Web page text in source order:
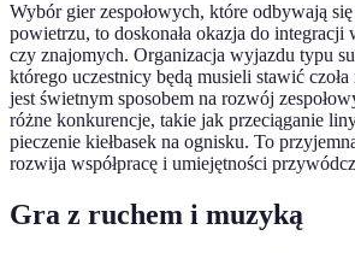
Wybór gier zespołowych, które odbywają
powietrzu, to doskonała okazja do
czy znajomych. Organizacja wyjazdu typu
którego uczestnicy będą musieli stawić
jest świetnym sposobem na rozwój
różne konkurencje, takie jak przeciąganie
pieczenie kiełbasek na ognisku. To
rozwija współpracę i umiejętności
Gra z ruchem i muzyką